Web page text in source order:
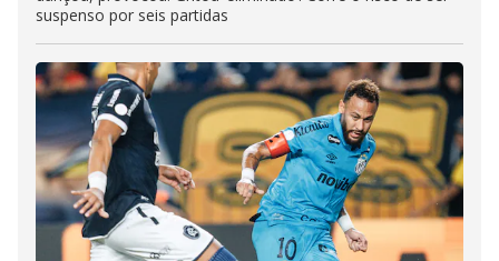
suspenso por seis partidas